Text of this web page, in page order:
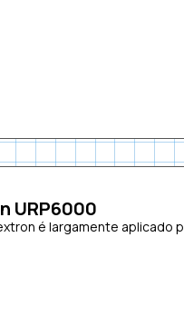
URP6000
é largamente aplicado